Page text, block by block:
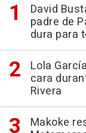
David
padre de
dura para
Lola
cara
Rivera
Makoke